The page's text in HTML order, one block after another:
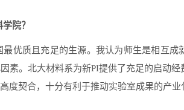
院？
优质且充足的生源。我认为师生是相互成
素。北大材料系为新PI提供了充足的启动经
度契合，十分有利于推动实验室成果的产